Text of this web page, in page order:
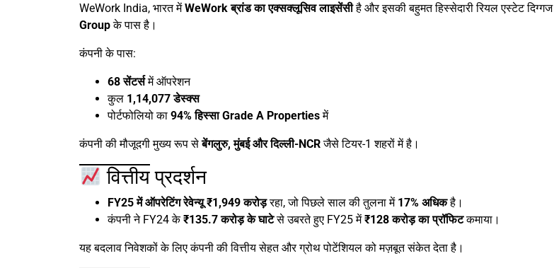
WeWork India, भारत मेंWeWork ब्रांड का एक्सक्लूसिव लाइसेंसीहै और इसकी बहुमत हिस्सेदारी रियल एस्टेट दिग्गज
Groupके पास है।
कंपनी के पास:
68 सेंटर्समें ऑपरेशन
कुल 1,14,077 डेस्क्स
पोर्टफोलियो का 94% हिस्सा Grade A Propertiesमें
कंपनी की मौजूदगी मुख्य रूप सेबेंगलुरु, मुंबई और दिल्ली-NCRजैसे टियर-1 शहरों में है।
वित्तीय प्रदर्शन
FY25 में ऑपरेटिंग रेवेन्यू ₹1,949 करोड़रहा, जो पिछले साल की तुलना में 17% अधिकहै।
कंपनी ने FY24 के₹135.7 करोड़ के घाटेसे उबरते हुए FY25 में₹128 करोड़ का प्रॉफिटकमाया।
यह बदलाव निवेशकों के लिए कंपनी की वित्तीय सेहत और ग्रोथ पोटेंशियल को मज़बूत संकेत देता है।